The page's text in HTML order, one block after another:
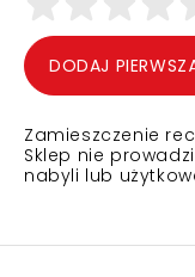
DODAJ
Zamieszczenie
Sklep nie
nabyli lub